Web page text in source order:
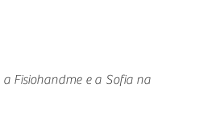
Fisiohandme e a Sofia na